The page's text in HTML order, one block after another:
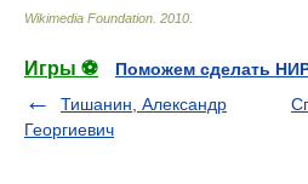
Wikimedia Foundation 2010
Игры ⚽
Поможем сделать
Тишанин, Александр
Георгиевич